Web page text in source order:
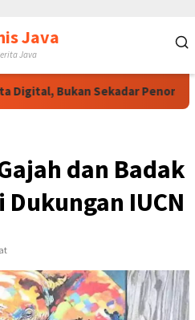
Java
Java
Bukan Sekadar Penonton di
dan Badak
IUCN